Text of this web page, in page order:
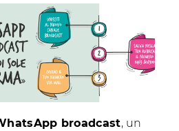
broadcast, un